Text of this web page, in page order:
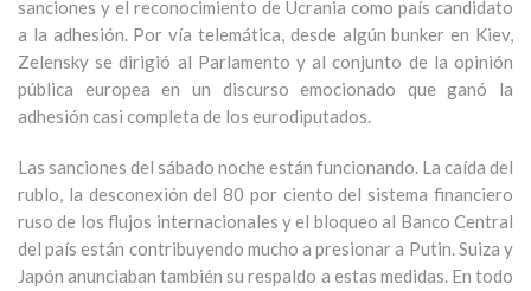
sanciones y el reconocimiento de Ucrania como país candidato
a la adhesión. Por vía telemática, desde algún bunker en Kiev,
Zelensky se dirigió al Parlamento y al conjunto de la opinión
pública europea en un discurso emocionado que ganó la
adhesión casi completa de los eurodiputados.
Las sanciones del sábado noche están funcionando. La caída del
rublo, la desconexión del 80 por ciento del sistema financiero
ruso de los flujos internacionales y el bloqueo al Banco Central
del país están contribuyendo mucho a presionar a Putin. Suiza y
Japón anunciaban también su respaldo a estas medidas. En todo